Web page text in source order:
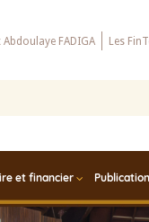
Abdoulaye FADIGA Les
et financier